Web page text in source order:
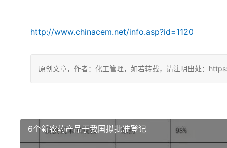
http://www.chinacem.net/info.asp?id=1120
原创文章，作者：化工管理，如若转载，请注明出处：
6个新农药产品于我国拟批准登记